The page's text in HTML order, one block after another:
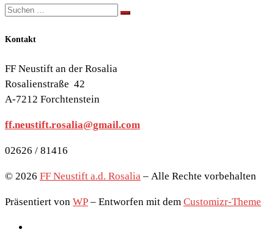
Suche
Suchen …
Kontakt
FF Neustift an der Rosalia
Rosalienstraße 42
A-7212 Forchtenstein
ff.neustift.rosalia@gmail.com
02626 / 81416
© 2026 FF Neustift a.d. Rosalia – Alle Rechte vorbehalten
Präsentiert von WP – Entworfen mit dem Customizr-Theme